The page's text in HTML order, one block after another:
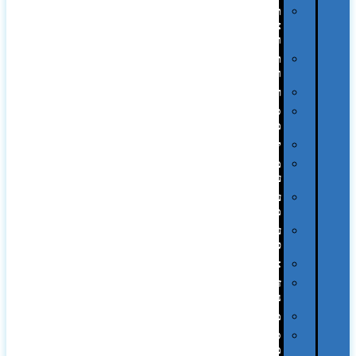
תיקי
ומכתביות
תערוכות
וכנסים
רמקולים
סוכריות
ממותגות
יודאיקה
מארזי
עטים
עטי
מתכת
עטי
פלסטיק
אוזניות
זכרונות
ניידים
מפצלים
סביבת
מחשב